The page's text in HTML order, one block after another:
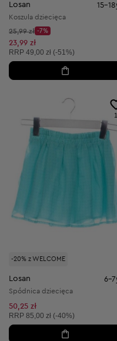
Losan 15-
Koszula dziecięca
Cena początkowa:
25,99 zł
Discount Price:
-7%
Obniżona cena:
23,99 zł
Cena sugerowana:
RRP 49,00 zł (-51%)
-20% z WELCOME
1
Losan 6-
Spódnica dziecięca
50,25 zł
Cena sugerowana:
RRP 85,00 zł (-40%)